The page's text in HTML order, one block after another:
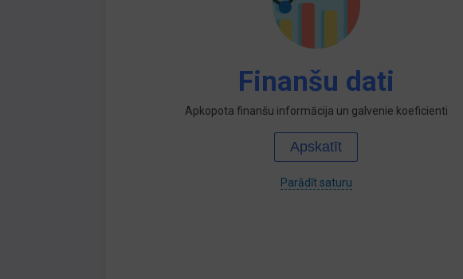
Finanšu dati
Apkopota finanšu informācija un galvenie koeficienti
Apskatīt
Parādīt saturu